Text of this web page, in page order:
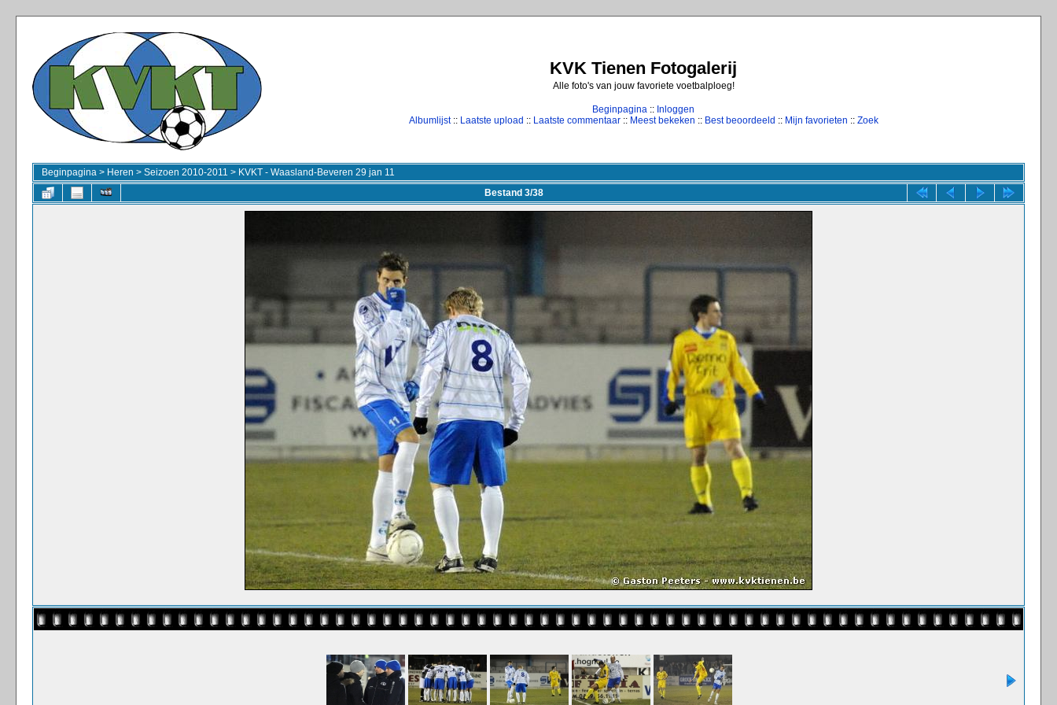
KVK Tienen Fotogalerij
Alle foto's van jouw favoriete voetbalploeg!
Beginpagina :: Inloggen
Albumlijst:: Laatste upload :: Laatste commentaar:: Meest bekeken :: Best beoordeeld :: Mijn favorieten :: Zoek
Beginpagina > Heren > Seizoen 2010-2011 > KVKT - Waasland-Beveren 29 jan 11
Bestand 3/38